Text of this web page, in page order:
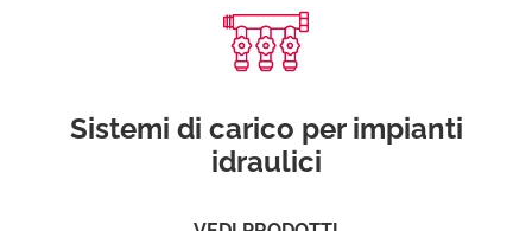
Sistemi di carico per impianti
idraulici